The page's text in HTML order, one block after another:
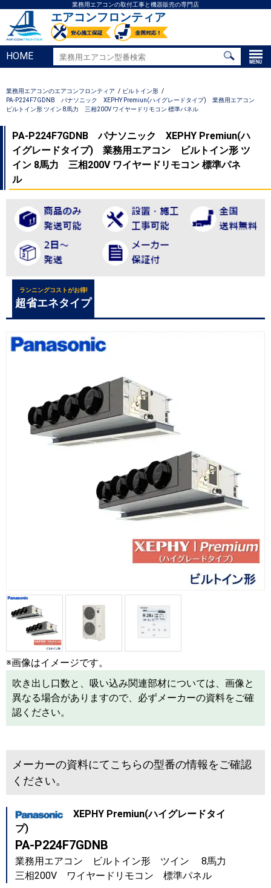
業務用エアコンの取付工事と機器販売の専門店
エアコンフロンティア
HOME
業務用エアコンのエアコンフロンティア
ビルトイン形
PA-P224F7GDNB パナソニック XEPHY Premiun(ハイグレードタイプ) 業務用エアコン
ビルトイン形 ツイン 8馬力 三相200V ワイヤードリモコン 標準パネル
PA-P224F7GDNB パナソニック XEPHY Premiun(ハ
イグレードタイプ) 業務用エアコン ビルトイン形 ツ
イン 8馬力 三相200V ワイヤードリモコン 標準パネ
ル
ランニングコストがお得!
超省エネタイプ
※画像はイメージです。
吹き出し口数と、吸い込み関連部材については、画像と
異なる場合がありますので、必ずメーカーの資料をご確
認ください。
メーカーの資料にてこちらの型番の情報をご確認
ください。
XEPHY Premiun(ハイグレードタイ
プ)
PA-P224F7GDNB
業務用エアコン ビルトイン形 ツイン 8馬力
三相200V ワイヤードリモコン 標準パネル